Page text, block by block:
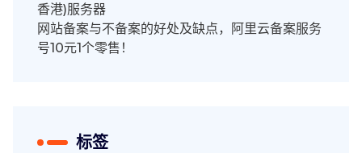
香港)服务器
网站备案与不备案的好处及缺点，阿里云备案服务
号10元1个零售！
标签